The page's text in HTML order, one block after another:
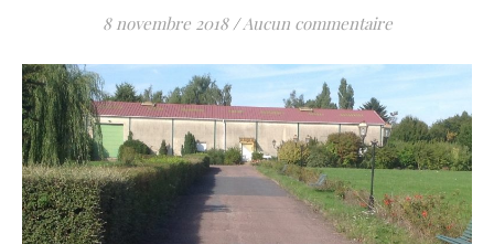
8 novembre 2018 /Aucun commentaire